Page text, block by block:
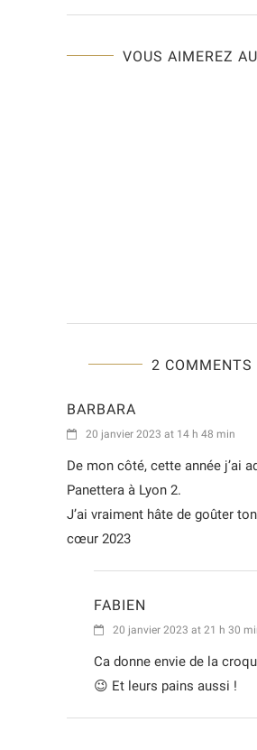
VOUS AIMEREZ
2 COMMENTS
BARBARA
20 janvier 2023 at 14 h 48 min
De mon côté, cette année j’ai
Panettera à Lyon 2.
J’ai vraiment hâte de goûter
cœur 2023
FABIEN
20 janvier 2023 at 21 h 30
Ca donne envie de la
😉 Et leurs pains aussi !